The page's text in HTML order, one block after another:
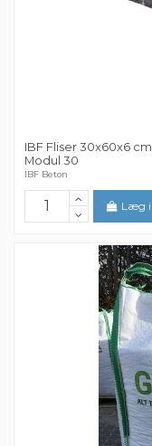
IBF Fliser 30x60x6
Modul 30
IBF Beton
Læg